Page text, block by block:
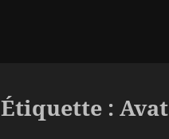
Étiquette :